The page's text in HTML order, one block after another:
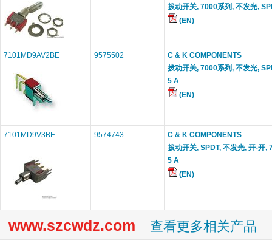
拨动开关, 7000系列, 不发光,
(EN)
7101MD9AV2BE 9575502
C & K COMPONENTS
拨动开关, 7000系列, 不发光,
5 A
(EN)
7101MD9V3BE 9574743
C & K COMPONENTS
拨动开关, SPDT, 不发光, 开-开,
5 A
(EN)
www.szcwdz.com 查看更多相关产品